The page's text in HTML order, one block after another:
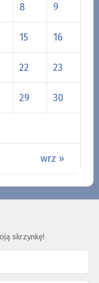
wrz »
8 9
15 16
22 23
29 30
skrzynkę!